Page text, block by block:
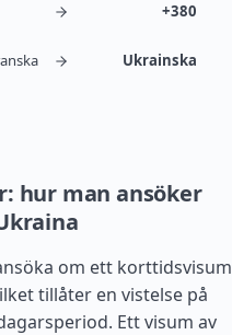
+380
Ukrainska
hur man ansöker
om ett korttidsvisum
tillåter en vistelse på
Ett visum av